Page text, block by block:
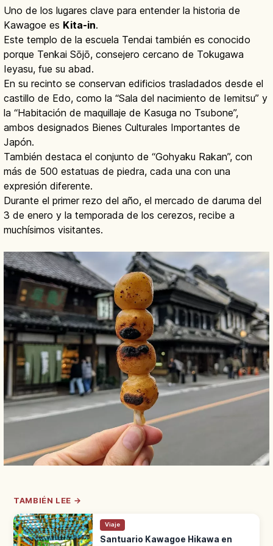
Uno de los lugares clave para entender la historia de
Kawagoe es Kita-in.
Este templo de la escuela Tendai también es conocido
porque Tenkai Sōjō, consejero cercano de Tokugawa
Ieyasu, fue su abad.
En su recinto se conservan edificios trasladados desde el
castillo de Edo, como la “Sala del nacimiento de Iemitsu” y
la “Habitación de maquillaje de Kasuga no Tsubone”,
ambos designados Bienes Culturales Importantes de
Japón.
También destaca el conjunto de “Gohyaku Rakan”, con
más de 500 estatuas de piedra, cada una con una
expresión diferente.
Durante el primer rezo del año, el mercado de daruma del
3 de enero y la temporada de los cerezos, recibe a
muchísimos visitantes.
TAMBIÉN LEE →
Viaje
Santuario Kawagoe Hikawa en